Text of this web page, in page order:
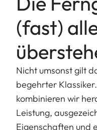
(fast)
Nicht umsonst gilt
begehrter
kombinieren wir
Leistung,
Eigenschaften und